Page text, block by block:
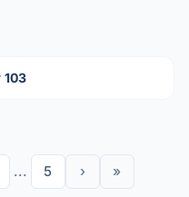
103
... 5 › »